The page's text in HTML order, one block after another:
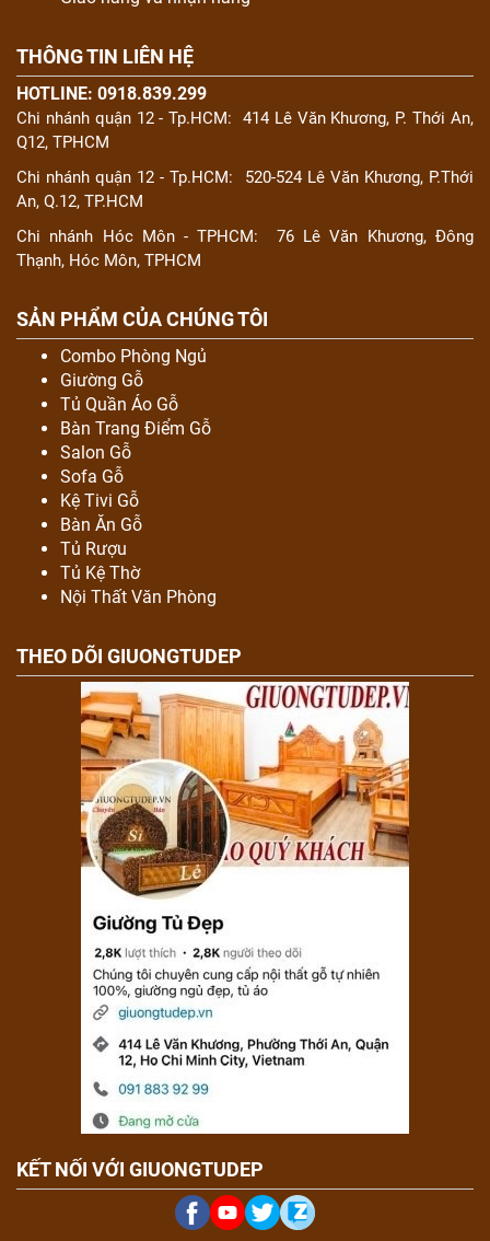
THÔNG TIN LIÊN HỆ
HOTLINE: 0918.839.299
Chi nhánh quận 12 - Tp.HCM:
414 Lê Văn Khương, P. Thới An,
Q12, TPHCM
Chi nhánh quận 12 - Tp.HCM:
520-524 Lê Văn Khương, P.Thới
An, Q.12, TP.HCM
Chi nhánh Hóc Môn - TPHCM:
76 Lê Văn Khương, Đông
Thạnh, Hóc Môn, TPHCM
SẢN PHẨM CỦA CHÚNG TÔI
Combo Phòng Ngủ
Giường Gỗ
Tủ Quần Áo Gỗ
Bàn Trang Điểm Gỗ
Salon Gỗ
Sofa Gỗ
Kệ Tivi Gỗ
Bàn Ăn Gỗ
Tủ Rượu
Tủ Kệ Thờ
Nội Thất Văn Phòng
THEO DÕI GIUONGTUDEP
KẾT NỐI VỚI GIUONGTUDEP